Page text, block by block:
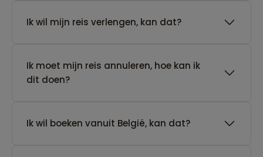
Ik wil mijn reis verlengen, kan dat?
Ik moet mijn reis annuleren, hoe kan ik
dit doen?
Ik wil boeken vanuit België, kan dat?